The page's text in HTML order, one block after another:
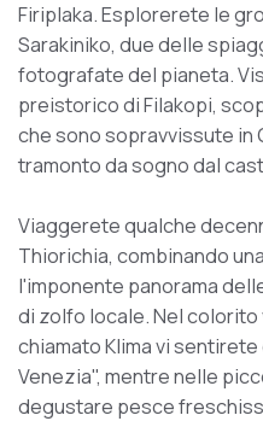
Firiplaka. Esplorerete le
Sarakiniko, due delle
fotografate del pianeta.
preistorico di Filakopi,
che sono sopravvissute in
tramonto da sogno dal
Viaggerete qualche
Thiorichia, combinando
l'imponente panorama
di zolfo locale. Nel
chiamato Klima vi
Venezia", mentre nelle
degustare pesce